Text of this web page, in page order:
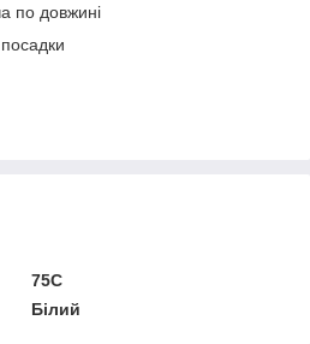
по довжині
75C
Білий